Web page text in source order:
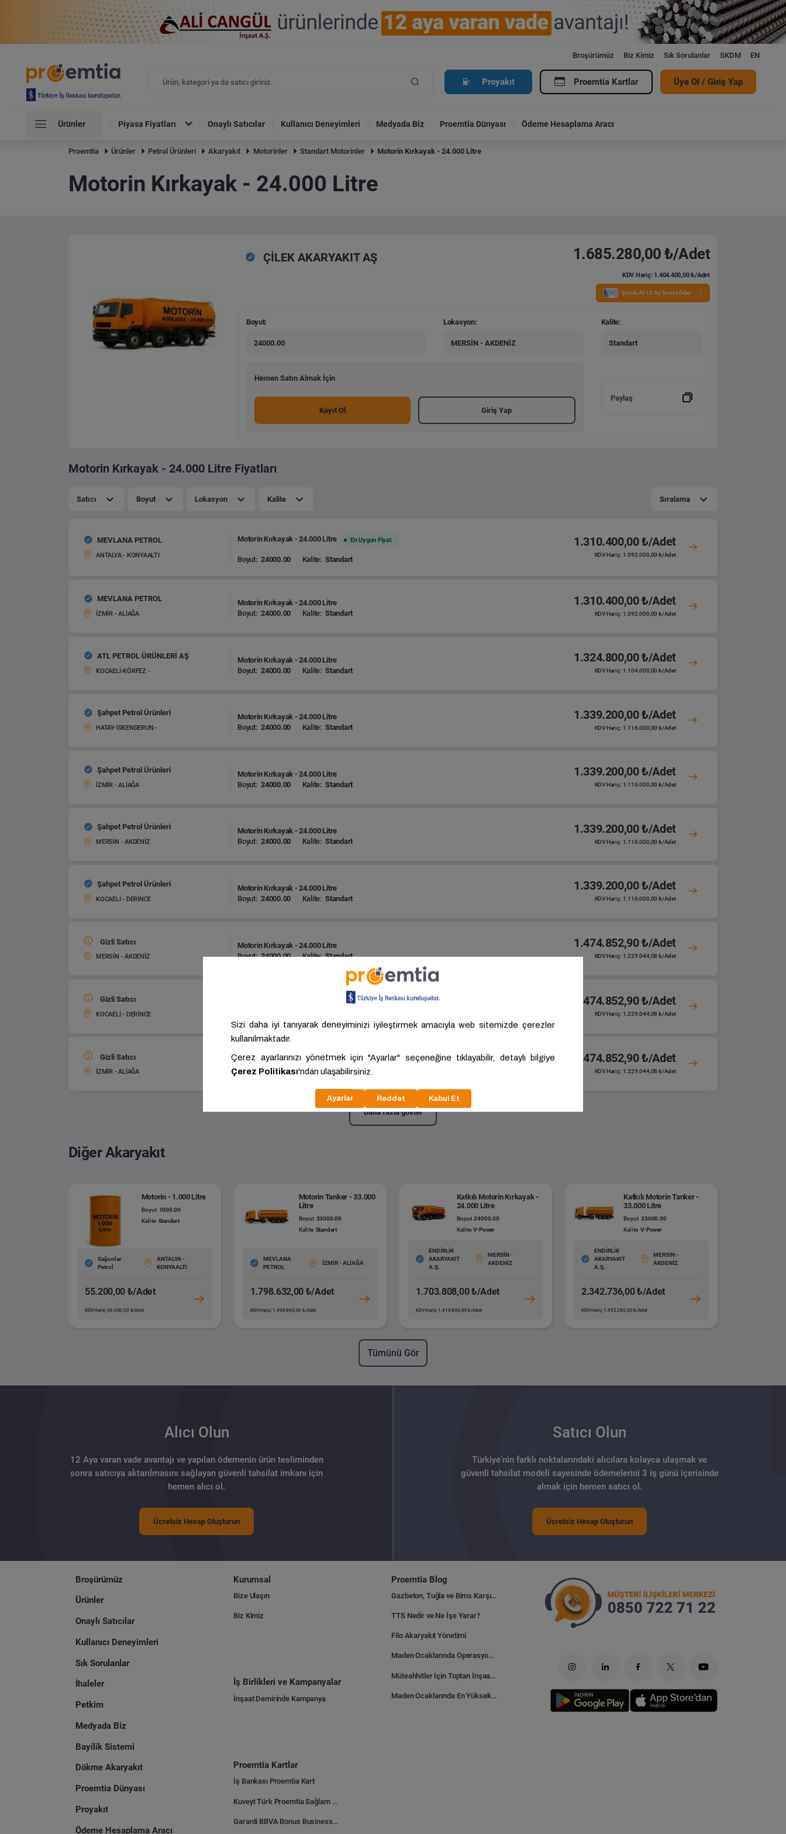
Broşürümüz Biz Kimiz Sık Sorulanlar SKDM EN
Proyakıt Proemtia Kartlar Üye Ol / Giriş Yap
Ürünler Piyasa Fiyatları Onaylı Satıcılar Kullanıcı Deneyimleri Medyada Biz Proemtia Dünyası Ödeme Hesaplama Aracı
Proemtia Ürünler Petrol Ürünleri Akaryakıt Motorinler Standart Motorinler Motorin Kırkayak - 24.000 Litre
Motorin Kırkayak - 24.000 Litre
ÇİLEK AKARYAKIT AŞ 1.685.280,00 ₺/Adet
KDV Hariç: 1.404.400,00 ₺/Adet
Şimdi Al 12 Ay Sonra Öde!
Boyut:
24000.00
Lokasyon:
MERSİN - AKDENİZ
Kalite:
Standart
Hemen Satın Almak İçin
Kayıt Ol Giriş Yap
Paylaş
Motorin Kırkayak - 24.000 Litre Fiyatları
Satıcı Boyut Lokasyon Kalite Sıralama
MEVLANA PETROL
ANTALYA - KONYAALTI
Motorin Kırkayak - 24.000 Litre En Uygun Fiyat
Boyut: 24000.00 Kalite: Standart
1.310.400,00 ₺/Adet
KDV Hariç: 1.092.000,00 ₺/Adet
MEVLANA PETROL
İZMİR - ALİAĞA
Motorin Kırkayak - 24.000 Litre
Boyut: 24000.00 Kalite: Standart
1.310.400,00 ₺/Adet
KDV Hariç: 1.092.000,00 ₺/Adet
ATL PETROL ÜRÜNLERİ AŞ
KOCAELİ-KÖRFEZ -
Motorin Kırkayak - 24.000 Litre
Boyut: 24000.00 Kalite: Standart
1.324.800,00 ₺/Adet
KDV Hariç: 1.104.000,00 ₺/Adet
Şahpet Petrol Ürünleri
HATAY-İSKENDERUN -
Motorin Kırkayak - 24.000 Litre
Boyut: 24000.00 Kalite: Standart
1.339.200,00 ₺/Adet
KDV Hariç: 1.116.000,00 ₺/Adet
Şahpet Petrol Ürünleri
İZMİR - ALİAĞA
Motorin Kırkayak - 24.000 Litre
Boyut: 24000.00 Kalite: Standart
1.339.200,00 ₺/Adet
KDV Hariç: 1.116.000,00 ₺/Adet
Şahpet Petrol Ürünleri
MERSİN - AKDENİZ
Motorin Kırkayak - 24.000 Litre
Boyut: 24000.00 Kalite: Standart
1.339.200,00 ₺/Adet
KDV Hariç: 1.116.000,00 ₺/Adet
Şahpet Petrol Ürünleri
KOCAELİ - DERİNCE
Motorin Kırkayak - 24.000 Litre
Boyut: 24000.00 Kalite: Standart
1.339.200,00 ₺/Adet
KDV Hariç: 1.116.000,00 ₺/Adet
Gizli Satıcı
MERSİN - AKDENİZ
Motorin Kırkayak - 24.000 Litre
Boyut: 24000.00 Kalite: Standart
1.474.852,90 ₺/Adet
KDV Hariç: 1.229.044,08 ₺/Adet
Gizli Satıcı
KOCAELİ - DERİNCE
1.474.852,90 ₺/Adet
KDV Hariç: 1.229.044,08 ₺/Adet
Gizli Satıcı
İZMİR - ALİAĞA
Motorin Kırkayak - 24.000 Litre
Boyut: 24000.00 Kalite: Standart
1.474.852,90 ₺/Adet
KDV Hariç: 1.229.044,08 ₺/Adet
Daha fazla göster
Diğer Akaryakıt
Motorin - 1.000 Litre
Boyut 1000.00
Kalite Standart
Sağunlar
Petrol
ANTALYA -
KONYAALTI
55.200,00 ₺/Adet
KDV Hariç: 46.000,00 ₺/Adet
Motorin Tanker - 33.000
Litre
Boyut 33000.00
Kalite Standart
MEVLANA
PETROL
İZMİR - ALİAĞA
1.798.632,00 ₺/Adet
KDV Hariç: 1.498.860,00 ₺/Adet
Katkılı Motorin Kırkayak -
24.000 Litre
Boyut 24000.00
Kalite V-Power
ENDİRLİK
AKARYAKIT
A.Ş.
MERSİN -
AKDENİZ
1.703.808,00 ₺/Adet
KDV Hariç: 1.419.840,00 ₺/Adet
Katkılı Motorin Tanker -
33.000 Litre
Boyut 33000.00
Kalite V-Power
ENDİRLİK
AKARYAKIT
A.Ş.
MERSİN -
AKDENİZ
2.342.736,00 ₺/Adet
KDV Hariç: 1.952.280,00 ₺/Adet
Tümünü Gör
Alıcı Olun
12 Aya varan vade avantajı ve yapılan ödemenin ürün tesliminden
sonra satıcıya aktarılmasını sağlayan güvenli tahsilat imkanı için
hemen alıcı ol.
Ücretsiz Hesap Oluşturun
Satıcı Olun
Türkiye’nin farklı noktalarındaki alıcılara kolayca ulaşmak ve
güvenli tahsilat modeli sayesinde ödemelerini 3 iş günü içerisinde
almak için hemen satıcı ol.
Ücretsiz Hesap Oluşturun
Broşürümüz
Ürünler
Onaylı Satıcılar
Kullanıcı Deneyimleri
Sık Sorulanlar
İhaleler
Petkim
Medyada Biz
Bayilik Sistemi
Dökme Akaryakıt
Proemtia Dünyası
Proyakıt
Ödeme Hesaplama Aracı
Kurumsal
Bize Ulaşın
Biz Kimiz
İş Birlikleri ve Kampanyalar
İnşaat Demirinde Kampanya
Proemtia Kartlar
İş Bankası Proemtia Kart
Kuveyt Türk Proemtia Sağlam Bayi Kart
Garanti BBVA Bonus Business Proemtia Bayi Kart
Proemtia Blog
Gazbeton, Tuğla ve Bims Karşılaştırması: Hangisi Daha Avantajlı?
TTS Nedir ve Ne İşe Yarar?
Filo Akaryakıt Yönetimi
Maden Ocaklarında Operasyonel Verimlilik Nasıl Arttırılır?
Müteahhitler İçin Toptan İnşaat Malzemesi Satın Alma Rehberi
Maden Ocaklarında En Yüksek Gider Kalemleri Nelerdir?